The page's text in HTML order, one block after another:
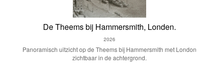
De Theems bij Hammersmith, Londen.
2026
Panoramisch uitzicht op de Theems bij Hammersmith met London
zichtbaar in de achtergrond.